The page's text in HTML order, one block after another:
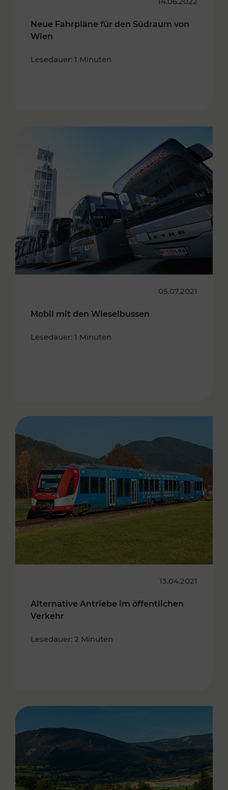
Neue Fahrpläne für den Südraum von
Wien
Lesedauer: 1 Minuten
05.07.2021
Mobil mit den Wieselbussen
Lesedauer: 1 Minuten
13.04.2021
Alternative Antriebe im öffentlichen
Verkehr
Lesedauer: 2 Minuten